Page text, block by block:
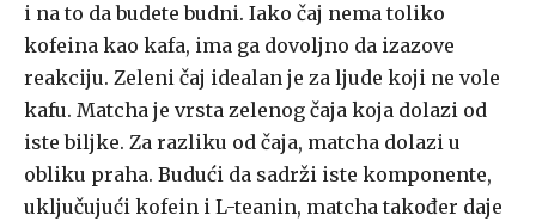
i na to da budete budni. Iako čaj nema toliko
kofeina kao kafa, ima ga dovoljno da izazove
reakciju. Zeleni čaj idealan je za ljude koji ne vole
kafu. Matcha je vrsta zelenog čaja koja dolazi od
iste biljke. Za razliku od čaja, matcha dolazi u
obliku praha. Budući da sadrži iste komponente,
uključujući kofein i L-teanin, matcha također daje